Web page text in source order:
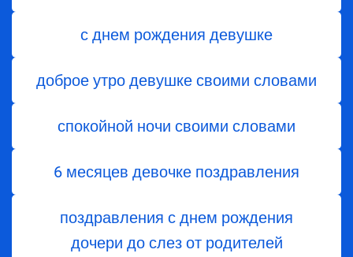
с днем рождения девушке
доброе утро девушке своими словами
спокойной ночи своими словами
6 месяцев девочке поздравления
поздравления с днем ​​рождения
дочери до слез от родителей